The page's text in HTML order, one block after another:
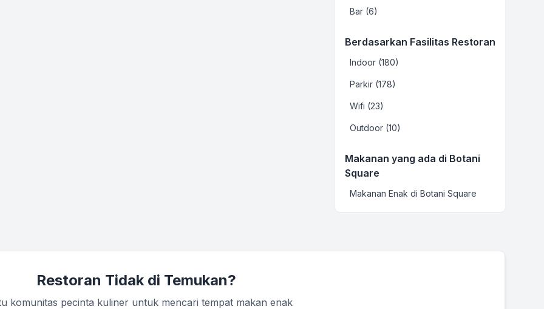
Bar (6)
Berdasarkan Fasilitas Restoran
Indoor (180)
Parkir (178)
Wifi (23)
Outdoor (10)
Makanan yang ada di Botani
Square
Makanan Enak di Botani Square
Restoran Tidak di Temukan?
komunitas pecinta kuliner untuk mencari tempat makan enak